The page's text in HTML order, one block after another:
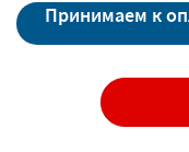
Принимаем к